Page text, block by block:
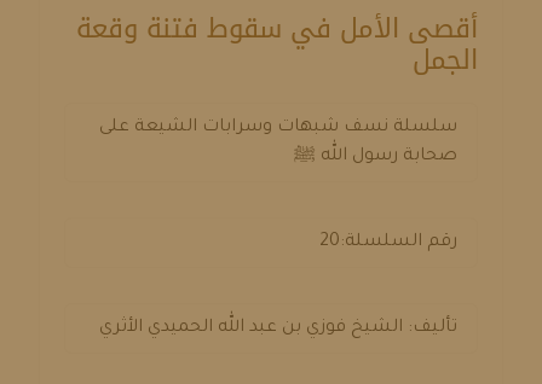
أقصى الأمل في سقوط فتنة وقعة
الجمل
سلسلة نسف شبهات وسرابات الشيعة على
صحابة رسول الله ﷺ
رقم السلسلة:20
تأليف: الشيخ فوزي بن عبد الله الحميدي الأثري